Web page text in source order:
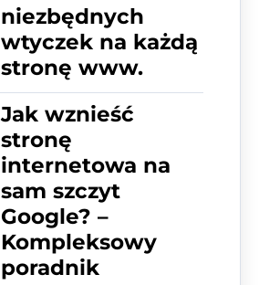
niezbędnych
wtyczek na każdą
stronę www.
Jak wznieść
stronę
internetowa na
sam szczyt
Google? –
Kompleksowy
poradnik